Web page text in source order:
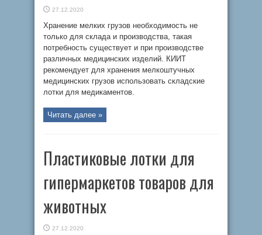
27.12.2020
Хранение мелких грузов необходимость не
только для склада и производства, такая
потребность существует и при производстве
различных медицинских изделий. КИИТ
рекомендует для хранения мелкоштучных
медицинских грузов использовать складские
лотки для медикаментов.
Читать далее »
Пластиковые лотки для
гипермаркетов товаров для
животных
27.12.2020